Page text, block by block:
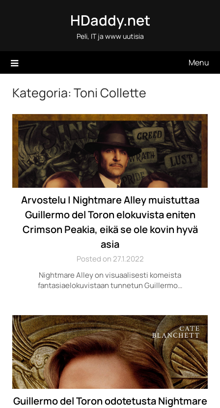
HDaddy.net
Peli, IT ja www uutisia
Menu
Kategoria: Toni Collette
Arvostelu | Nightmare Alley muistuttaa
Guillermo del Toron elokuvista eniten
Crimson Peakia, eikä se ole kovin hyvä
asia
Posted on 27.1.2022
Nightmare Alley on visuaalisesti komeista
fantasiaelokuvistaan tunnetun Guillermo…
Guillermo del Toron odotetusta Nightmare